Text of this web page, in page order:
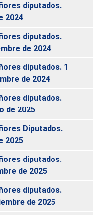
diputados.
2024
diputados.
de 2024
diputados. 1
de 2024
diputados.
de 2025
Diputados.
2025
diputados.
de 2025
diputados.
de 2025